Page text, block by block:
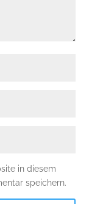
in diesem
speichern.